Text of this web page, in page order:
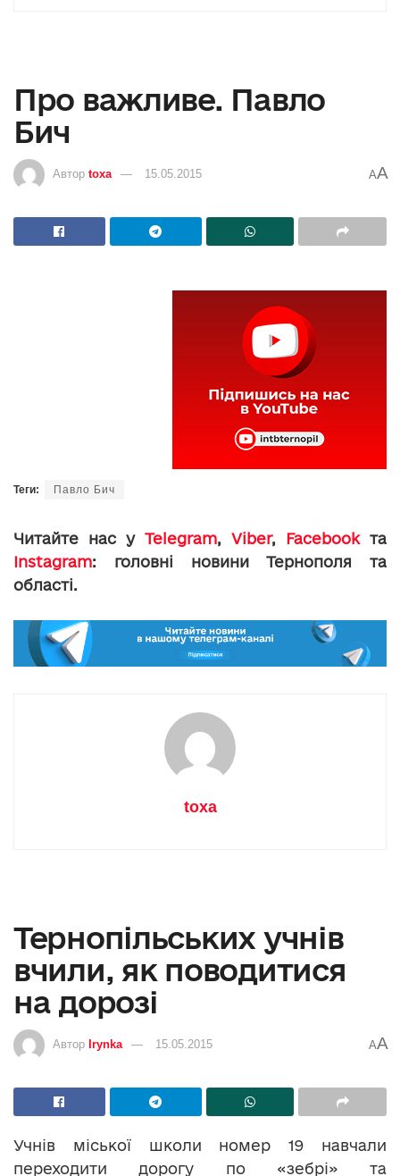
Про важливе. Павло
Бич
Автор toxa 15.05.2015 AA
Теги: Павло Бич
Читайте нас у Telegram, Viber, Facebookта
Instagram: головні новини Тернополя та
області.
toxa
Тернопільських учнів
вчили, як поводитися
на дорозі
Автор Irynka 15.05.2015 AA
Учнів міської школи номер 19 навчали
переходити дорогу по «зебрі» та